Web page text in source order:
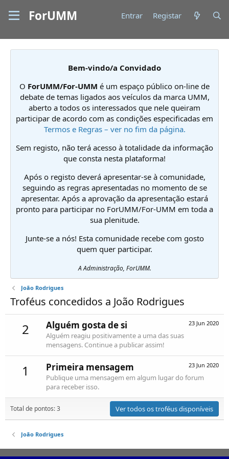
ForUMM Entrar Registar
Bem-vindo/a Convidado
O ForUMM/For-UMM é um espaço público on-line de
debate de temas ligados aos veículos da marca UMM,
aberto a todos os interessados que nele queiram
participar de acordo com as condições especificadas em
Termos e Regras – ver no fim da página.
Sem registo, não terá acesso à totalidade da informação
que consta nesta plataforma!
Após o registo deverá apresentar-se à comunidade,
seguindo as regras apresentadas no momento de se
apresentar. Após a aprovação da apresentação estará
pronto para participar no ForUMM/For-UMM em toda a
sua plenitude.
Junte-se a nós! Esta comunidade recebe com gosto
quem quer participar.
A Administração, ForUMM.
João Rodrigues
Troféus concedidos a João Rodrigues
2 23 Jun 2020
Alguém gosta de si
Alguém reagiu positivamente a uma das suas
mensagens. Continue a publicar assim!
1 23 Jun 2020
Primeira mensagem
Publique uma mensagem em algum lugar do forum
para receber isso.
Total de pontos: 3 Ver todos os troféus disponíveis
João Rodrigues